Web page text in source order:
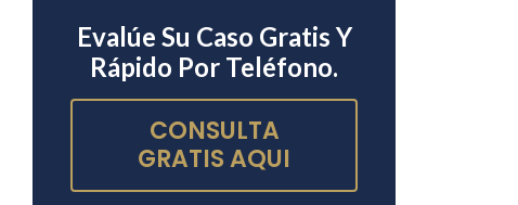
Evalúe Su Caso Gratis Y
Rápido Por Teléfono.
CONSULTA
GRATIS AQUI